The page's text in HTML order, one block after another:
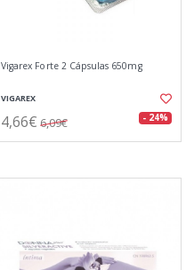
Vigarex Forte 2 Cápsulas 650mg
VIGAREX
4,66€ 6,09€ - 24%